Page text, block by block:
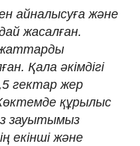
айналысуға және
жасалған.
Қала әкімдігі
гектар жер
құрылыс
зауытымыз
екінші және